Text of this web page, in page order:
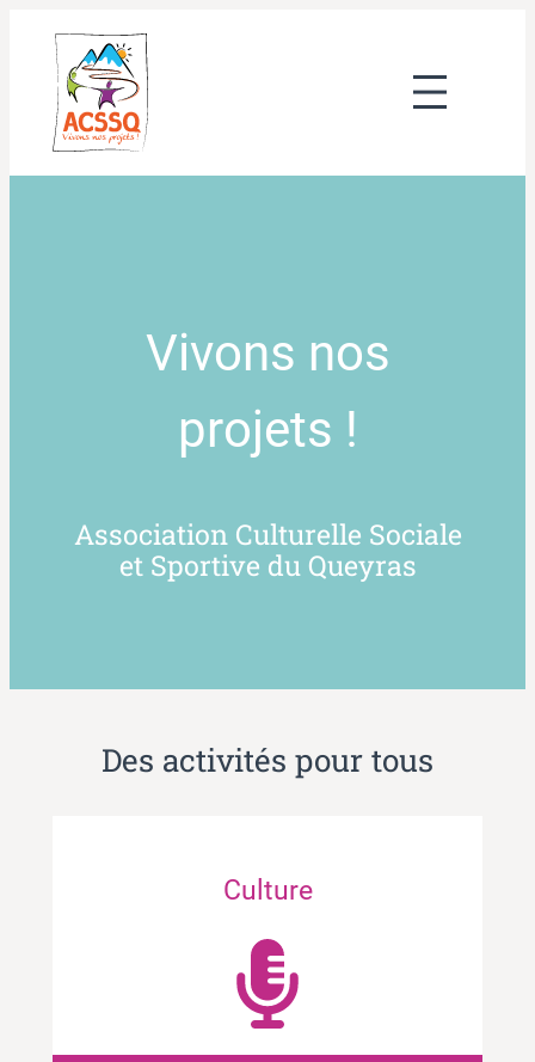
Vivons nos
projets !
Association Culturelle Sociale
et Sportive du Queyras
Des activités pour tous
Culture